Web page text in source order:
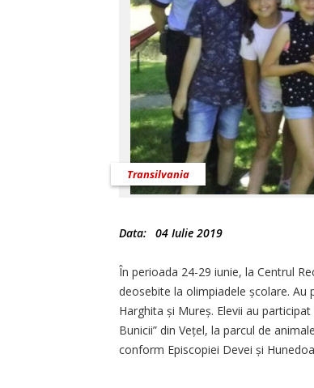
Transilvania
Data: 04 Iulie 2019
În perioada 24-29 iunie, la Centrul
deosebite la olimpiadele școlare. Au
Harghita și Mureș. Elevii au
Bunicii” din Vețel, la parcul de
conform Episcopiei Devei și